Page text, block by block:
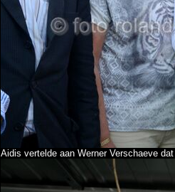
Aidis vertelde aan Werner Verschaeve